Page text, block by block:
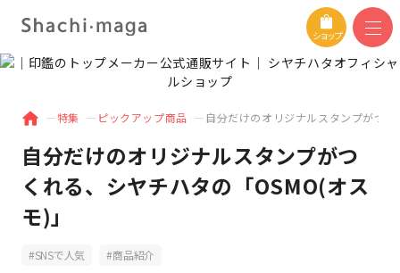
ショップ
特集 ピックアップ商品 自分だけのオリジナルスタンプがつ
自分だけのオリジナルスタンプがつ
くれる、シヤチハタの「OSMO(オス
モ)」
SNSで人気 商品紹介